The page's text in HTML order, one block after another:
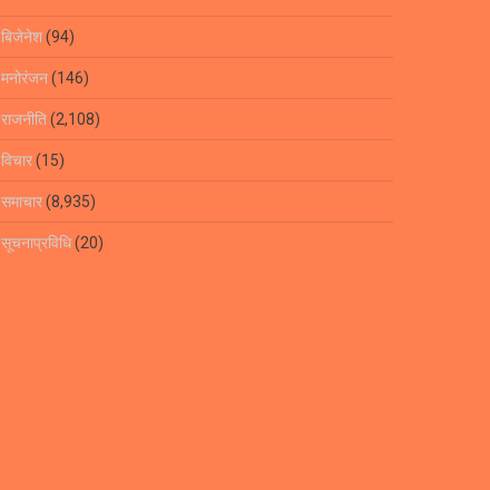
बिजेनेश(94)
मनोरंजन(146)
राजनीति(2,108)
विचार(15)
समाचार(8,935)
सूचनाप्रविधि(20)